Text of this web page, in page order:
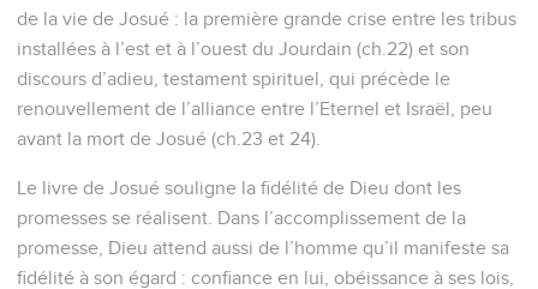
de la vie de Josué : la première grande crise entre les tribus
installées à l’est et à l’ouest du Jourdain (ch.22) et son
discours d’adieu, testament spirituel, qui précède le
renouvellement de l’alliance entre l’Eternel et Israël, peu
avant la mort de Josué (ch.23 et 24).
Le livre de Josué souligne la fidélité de Dieu dont les
promesses se réalisent. Dans l’accomplissement de la
promesse, Dieu attend aussi de l’homme qu’il manifeste sa
fidélité à son égard : confiance en lui, obéissance à ses lois,